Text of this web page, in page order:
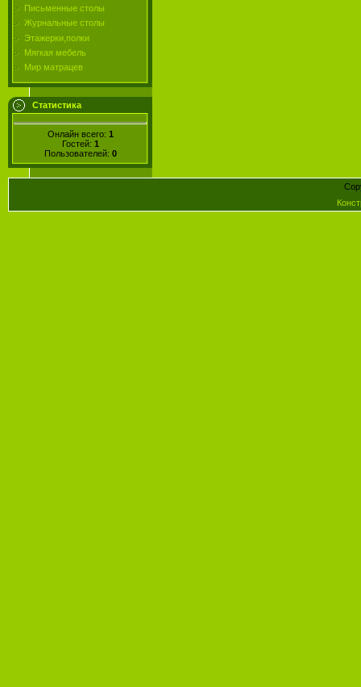
Письменные столы
Журнальные столы
Этажерки,полки
Мягкая мебель
Мир матрацев
Статистика
Онлайн всего: 1
Гостей: 1
Пользователей: 0